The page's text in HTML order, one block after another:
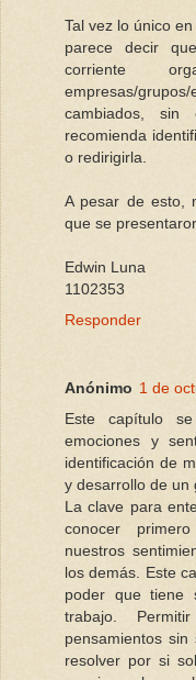
Tal vez lo único
parece decir
corriente
empresas/
cambiados,
recomienda
o redirigirla.
A pesar de esto,
que se
Edwin Luna
1102353
Responder
Anónimo 1 de
Este capítulo
emociones y
identificación de
y desarrollo de un
La clave para
conocer
nuestros
los demás. Este
poder que tiene
trabajo.
pensamientos
resolver por si